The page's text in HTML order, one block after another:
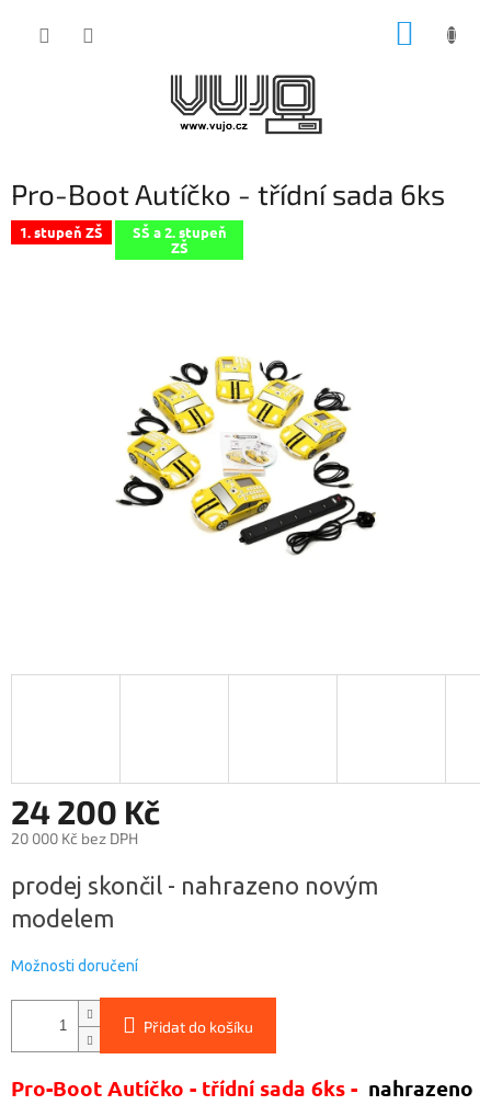
Pro-Boot Autíčko - třídní sada 6ks
1. stupeň ZŠ
SŠ a 2. stupeň
ZŠ
24 200 Kč
20 000 Kč bez DPH
cena:
prodej skončil - nahrazeno novým
modelem
Možnosti doručení
Přidat do košíku
Pro-Boot Autíčko - třídní sada 6ks - nahrazeno